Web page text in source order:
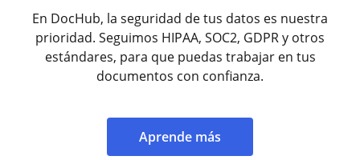
En DocHub, la seguridad de tus datos es nuestra
prioridad. Seguimos HIPAA, SOC2, GDPR y otros
estándares, para que puedas trabajar en tus
documentos con confianza.
Aprende más